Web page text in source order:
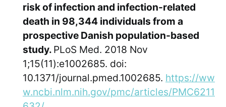
risk of infection and infection-related
death in 98,344 individuals from a
prospective Danish population-based
study. PLoS Med. 2018 Nov
1;15(11):e1002685. doi:
10.1371/journal.pmed.1002685. https://ww
w.ncbi.nlm.nih.gov/pmc/articles/PMC6211